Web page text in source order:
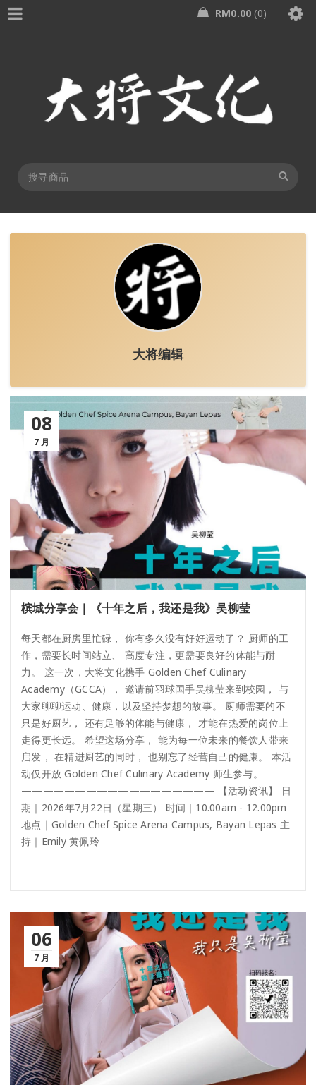
RM0.00 0
大将编辑
08
7 月
槟城分享会｜《十年之后，我还是我》吴柳莹
每天都在厨房里忙碌， 你有多久没有好好运动了？ 厨师的工
作，需要长时间站立、 高度专注，更需要良好的体能与耐
力。 这一次，大将文化携手 Golden Chef Culinary
Academy（GCCA）， 邀请前羽球国手吴柳莹来到校园， 与
大家聊聊运动、健康，以及坚持梦想的故事。 厨师需要的不
只是好厨艺， 还有足够的体能与健康， 才能在热爱的岗位上
走得更长远。 希望这场分享， 能为每一位未来的餐饮人带来
启发， 在精进厨艺的同时， 也别忘了经营自己的健康。 本活
动仅开放 Golden Chef Culinary Academy 师生参与。
—————————————————— 【活动资讯】 日
期｜2026年7月22日（星期三） 时间｜10.00am - 12.00pm
地点｜Golden Chef Spice Arena Campus, Bayan Lepas 主
持｜Emily 黄佩玲
06
7 月